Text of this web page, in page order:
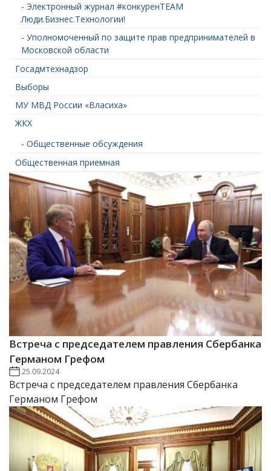
- Электронный журнал #конкуренTEAM
Люди.Бизнес.Технологии!
- Уполномоченный по защите прав предпринимателей в
Московской области
Госадмтехнадзор
Выборы
МУ МВД России «Власиха»
ЖКХ
- Общественные обсуждения
Общественная приемная
Встреча с председателем правления Сбербанка
Германом Грефом
25.09.2024
Встреча с председателем правления Сбербанка
Германом Грефом